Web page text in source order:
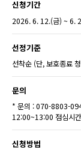
신청기간
2026. 6. 12.(금) ~ 6.
선정기준
선착순 (단, 보호종료
문의
* 문의 : 070-8803-
12:00~13:00 점심시간
신청방법